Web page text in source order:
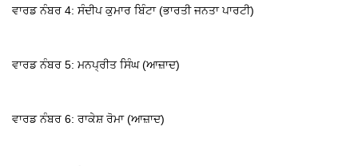
ਵਾਰਡ ਨੰਬਰ 4: ਸੰਦੀਪ ਕੁਮਾਰ ਬਿੰਟਾ (ਭਾਰਤੀ ਜਨਤਾ ਪਾਰਟੀ)
ਵਾਰਡ ਨੰਬਰ 5: ਮਨਪ੍ਰੀਤ ਸਿੰਘ (ਆਜ਼ਾਦ)
ਵਾਰਡ ਨੰਬਰ 6: ਰਾਕੇਸ਼ ਰੋਮਾ (ਆਜ਼ਾਦ)